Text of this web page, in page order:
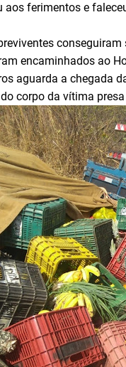
aos ferimentos e
encaminhados ao
aguarda a chegada
corpo da vítima